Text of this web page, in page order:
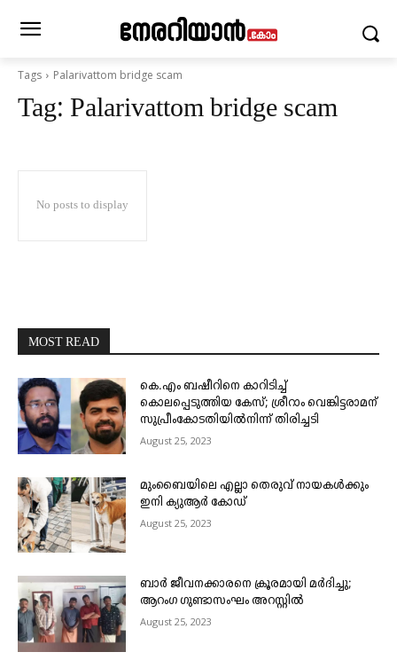
Tags Palarivattom bridge scam
Tag: Palarivattom bridge scam
No posts to display
MOST READ
കെ.എം ബഷീറിനെ കാറിടിച്ച്
കൊലപ്പെടുത്തിയ കേസ്; ശ്രീറാം വെങ്കിട്ടരാമന്
സുപ്രീംകോടതിയിൽനിന്ന് തിരിച്ചടി
August 25, 2023
മുംബൈയിലെ എല്ലാ തെരുവ് നായകൾക്കും
ഇനി ക്യുആർ കോഡ്
August 25, 2023
ബാർ ജീവനക്കാരനെ ക്രൂരമായി മർദിച്ചു;
ആറംഗ ഗുണ്ടാസംഘം അറസ്റ്റിൽ
August 25, 2023